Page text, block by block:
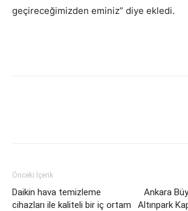
geçireceğimizden eminiz” diye ekledi.
Önceki İçerik
Daikin hava temizleme
cihazları ile kaliteli bir iç ortam
Ankara
Altınpark